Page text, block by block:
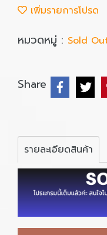
เพิ่มรายการโปรด
หมวดหมู่ : Sold
Share
รายละเอียดสินค้า